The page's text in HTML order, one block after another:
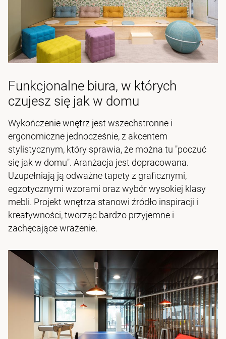
Funkcjonalne biura, w których
czujesz się jak w domu
Wykończenie wnętrz jest wszechstronne i
ergonomiczne jednocześnie, z akcentem
stylistycznym, który sprawia, że można tu "poczuć
się jak w domu". Aranżacja jest dopracowana.
Uzupełniają ją odważne tapety z graficznymi,
egzotycznymi wzorami oraz wybór wysokiej klasy
mebli. Projekt wnętrza stanowi źródło inspiracji i
kreatywności, tworząc bardzo przyjemne i
zachęcające wrażenie.